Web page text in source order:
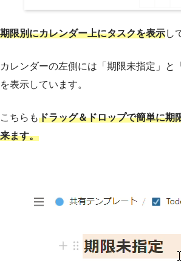
期限別にカレンダー上にタスクを表示し
カレンダーの左側には「期限未指定」と
を表示しています。
こちらもドラッグ＆ドロップで簡単に期
来ます。